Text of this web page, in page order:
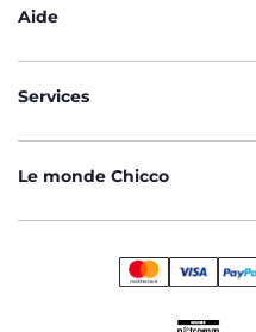
Aide
Services
Le monde Chicco